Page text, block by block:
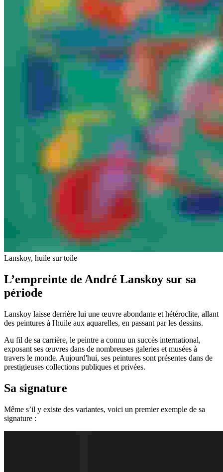
Lanskoy, huile sur toile
L’empreinte de André Lanskoy sur sa
période
Lanskoy laisse derrière lui une œuvre abondante et hétéroclite, allant
des peintures à l'huile aux aquarelles, en passant par les dessins.
Au fil de sa carrière, le peintre a connu un succès international,
exposant ses œuvres dans de nombreuses galeries et musées à
travers le monde. Aujourd'hui, ses peintures sont présentes dans de
prestigieuses collections publiques et privées.
Sa signature
Même s’il y existe des variantes, voici un premier exemple de sa
signature :